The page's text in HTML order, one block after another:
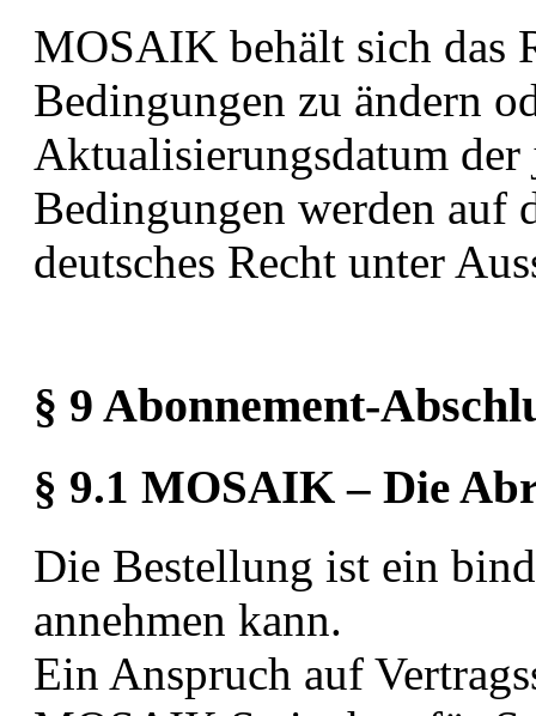
MOSAIK behält sich das
Bedingungen zu ändern
Aktualisierungsdatum
Bedingungen werden auf
deutsches Recht unter
§ 9 Abonnement-
§ 9.1 MOSAIK – Die
Die Bestellung ist ein
annehmen kann.
Ein Anspruch auf